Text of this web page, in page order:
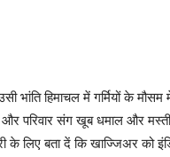
भांति हिमाचल में गर्मियों के
परिवार संग खूब धमाल और
के लिए बता दें कि खाज्जिअर को